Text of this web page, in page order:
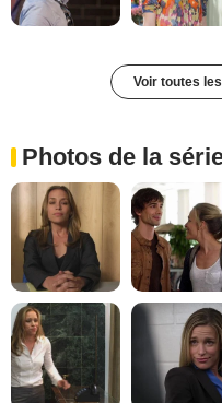
Voir toutes
Photos de la